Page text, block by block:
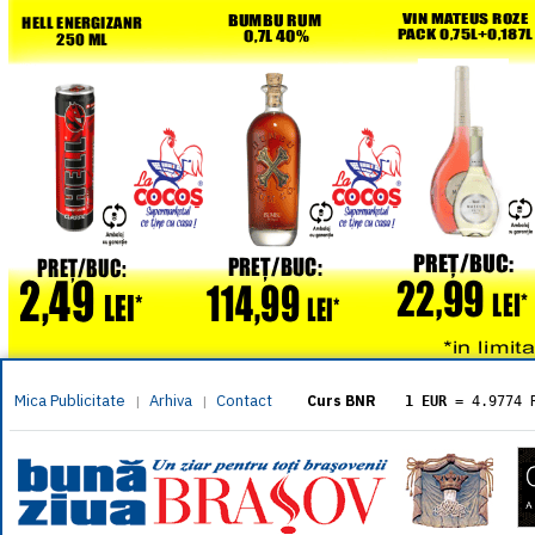
Mica Publicitate | Arhiva | Contact Curs BNR 1 EUR = 4.9774
= 5.8304
1 XAU= 464.4611
1 AED= 1.1933
1 AUD= 2.7957
1 BGN= 2.5449